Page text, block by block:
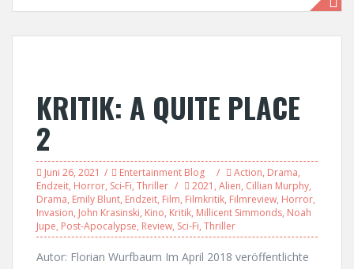
KRITIK: A QUITE PLACE
2
Juni 26, 2021 Entertainment Blog Action, Drama,
Endzeit, Horror, Sci-Fi, Thriller 2021 , Alien, Cillian Murphy,
Drama, Emily Blunt, Endzeit, Film, Filmkritik, Filmreview, Horror,
Invasion, John Krasinski, Kino, Kritik, Millicent Simmonds, Noah
Jupe, Post-Apocalypse, Review, Sci-Fi, Thriller
Autor: Florian Wurfbaum Im April 2018 veröffentlichte